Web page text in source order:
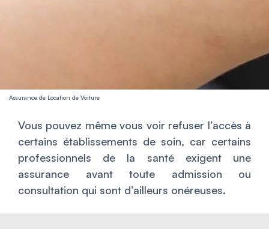
Assurance de Location de Voiture
Vous pouvez même vous voir refuser l’accès à
certains établissements de soin, car certains
professionnels de la santé exigent une
assurance avant toute admission ou
consultation qui sont d’ailleurs onéreuses.